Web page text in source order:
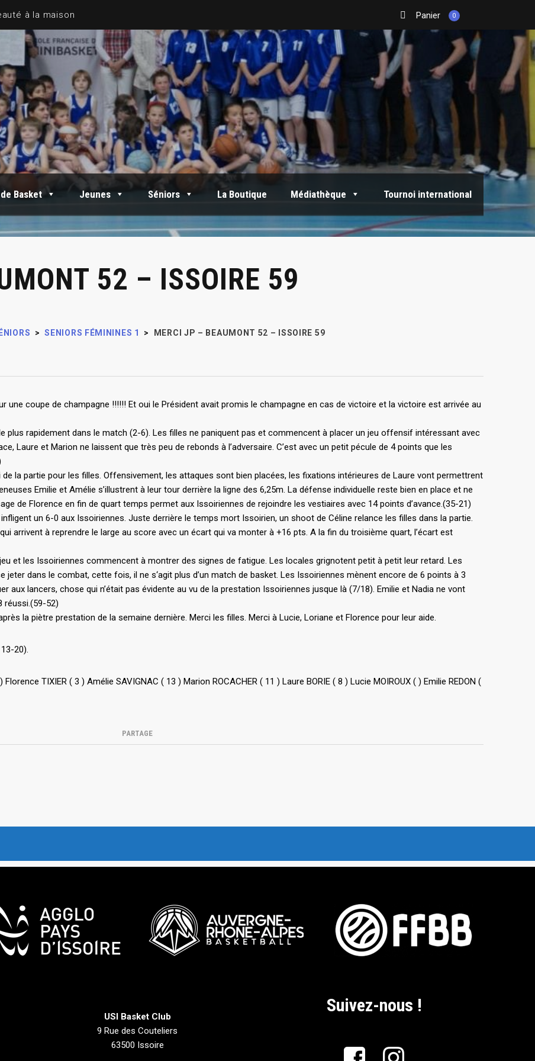
Panier 0
Basket Jeunes Séniors La Boutique Médiathèque Tournoi international
52 – ISSOIRE 59
> SENIORS FÉMININES 1 > MERCI JP – BEAUMONT 52 – ISSOIRE 59
une coupe de champagne !!!!!! Et oui le Président avait promis le champagne en cas de victoire et la victoire est arrivée au
plus rapidement dans le match (2-6). Les filles ne paniquent pas et commencent à placer un jeu offensif intéressant avec
Laure et Marion ne laissent que très peu de rebonds à l’adversaire. C’est avec un petit pécule de 4 points que les
la partie pour les filles. Offensivement, les attaques sont bien placées, les fixations intérieures de Laure vont permettrent
Emilie et Amélie s’illustrent à leur tour derrière la ligne des 6,25m. La défense individuelle reste bien en place et ne
de Florence en fin de quart temps permet aux Issoiriennes de rejoindre les vestiaires avec 14 points d’avance.(35-21)
un 6-0 aux Issoiriennes. Juste derrière le temps mort Issoirien, un shoot de Céline relance les filles dans la partie.
arrivent à reprendre le large au score avec un écart qui va monter à +16 pts. A la fin du troisième quart, l’écart est
et les Issoiriennes commencent à montrer des signes de fatigue. Les locales grignotent petit à petit leur retard. Les
dans le combat, cette fois, il ne s‘agit plus d’un match de basket. Les Issoiriennes mènent encore de 6 points à 3
aux lancers, chose qui n’était pas évidente au vu de la prestation Issoiriennes jusque là (7/18). Emilie et Nadia ne vont
réussi.(59-52)
la piètre prestation de la semaine dernière. Merci les filles. Merci à Lucie, Loriane et Florence pour leur aide.
20).
TIXIER ( 3 ) Amélie SAVIGNAC ( 13 ) Marion ROCACHER ( 11 ) Laure BORIE ( 8 ) Lucie MOIROUX ( ) Emilie REDON (
PARTAGE
USI Basket Club
9 Rue des Couteliers
63500 Issoire
Suivez-nous !